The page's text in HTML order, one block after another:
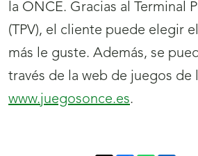
la ONCE. Gracias al Terminal
(TPV), el cliente puede elegir
más le guste. Además, se
través de la web de juegos de
www.juegosonce.es.